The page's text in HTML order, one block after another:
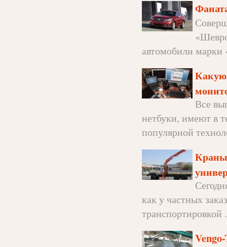
автомобили марки
Какую
Все
нетбуки, имеют в
популярной
как у частных
транспортировкой